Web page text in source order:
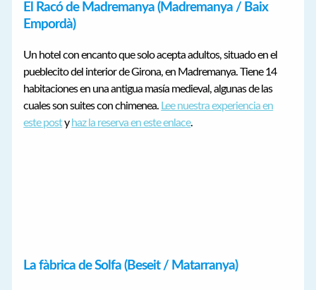
El Racó de Madremanya (Madremanya / Baix
Empordà)
Un hotel con encanto que solo acepta adultos, situado en el
pueblecito del interior de Girona, en Madremanya. Tiene 14
habitaciones en una antigua masía medieval, algunas de las
cuales son suites con chimenea. Lee nuestra experiencia en
este posty haz la reserva en este enlace.
La fàbrica de Solfa (Beseit / Matarranya)